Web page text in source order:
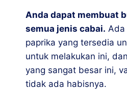
Anda dapat membuat
semua jenis cabai.
paprika yang tersedia
untuk melakukan ini,
yang sangat besar ini,
tidak ada habisnya.